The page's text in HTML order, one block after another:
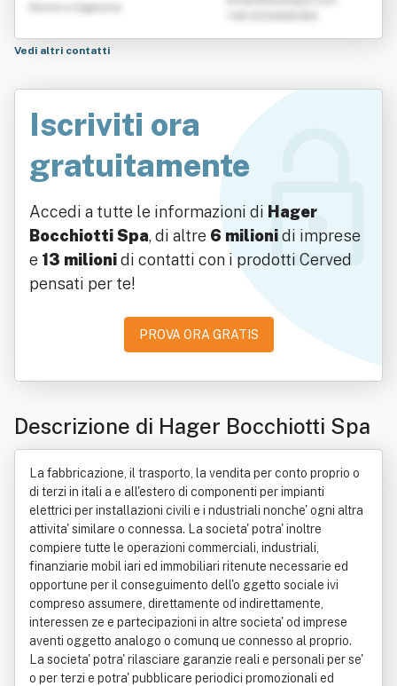
Nome e Cognome
Vedi altri contatti
Iscriviti ora
gratuitamente
Accedi a tutte le informazioni di Hager
Bocchiotti Spa, di altre 6 milionidi imprese
e 13 milionidi contatti con i prodotti Cerved
pensati per te!
PROVA ORA GRATIS
Descrizione di Hager Bocchiotti Spa
La fabbricazione, il trasporto, la vendita per conto proprio o
di terzi in itali a e all'estero di componenti per impianti
elettrici per installazioni civili e i ndustriali nonche' ogni altra
attivita' similare o connessa. La societa' potra' inoltre
compiere tutte le operazioni commerciali, industriali,
finanziarie mobil iari ed immobiliari ritenute necessarie ed
opportune per il conseguimento dell'o ggetto sociale ivi
compreso assumere, direttamente od indirettamente,
interessen ze e partecipazioni in altre societa' od imprese
aventi oggetto analogo o comunq ue connesso al proprio.
La societa' potra' rilasciare garanzie reali e personali per se'
o per terzi e potra' pubblicare periodici promozionali ed